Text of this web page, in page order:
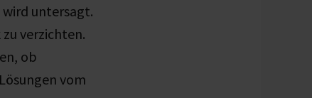
wird untersagt.
verzichten.
ob
vom